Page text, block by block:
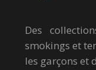
Des
smokings et
les garçons et